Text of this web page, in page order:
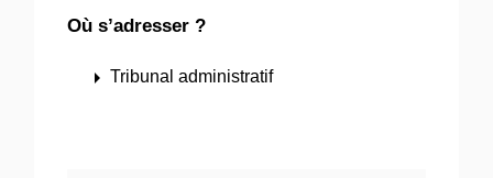
Où s’adresser ?
arrow_rightTribunal administratif